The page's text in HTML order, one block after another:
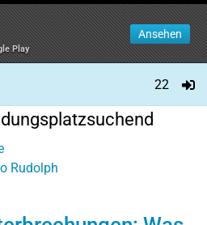
Play
Ansehen
22
Rudolph